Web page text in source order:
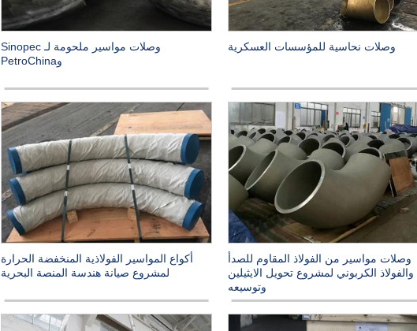
وصلات نحاسية للمؤسسات العسكرية
وصلات مواسير ملحومة لـ Sinopec
وPetroChina
وصلات مواسير من الفولاذ المقاوم للصدأ
والفولاذ الكربوني لمشروع تحويل الايثيلين
وتوسيعه
أكواع المواسير الفولاذية المنخفضة الحرارة
لمشروع صيانة هندسة المنصة البحرية